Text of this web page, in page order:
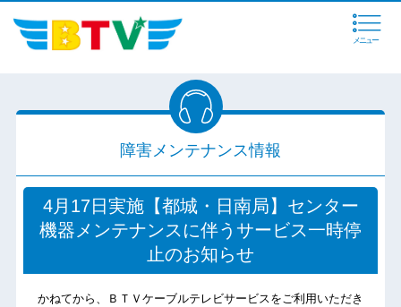
メニュー
障害メンテナンス情報
4月17日実施【都城・日南局】センター
機器メンテナンスに伴うサービス一時停
止のお知らせ
かねてから、ＢＴＶケーブルテレビサービスをご利用いただき